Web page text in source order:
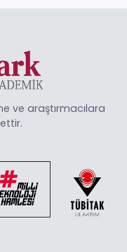
ve araştırmacılara